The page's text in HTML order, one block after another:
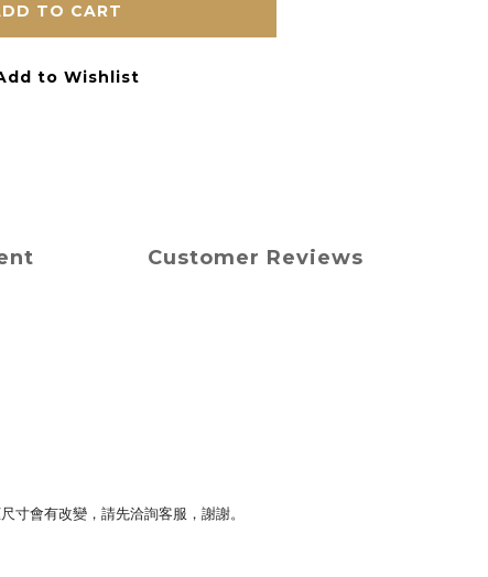
TO CART
to Wishlist
Customer Reviews
會有改變，請先洽詢客服，謝謝。